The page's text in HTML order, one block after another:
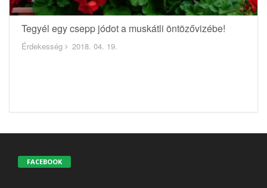
Tegyél egy csepp jódot a muskátli öntözővizébe!
Érdekesség 2018. 04. 19.
FACEBOOK